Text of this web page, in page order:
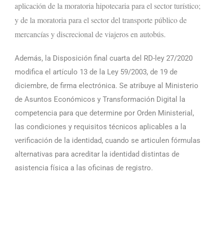
aplicación de la moratoria hipotecaria para el sector turístico;
y de la moratoria para el sector del transporte público de
mercancías y discrecional de viajeros en autobús.
Además, la Disposición final cuarta del RD-ley 27/2020
modifica el artículo 13 de la Ley 59/2003, de 19 de
diciembre, de firma electrónica. Se atribuye al Ministerio
de Asuntos Económicos y Transformación Digital la
competencia para que determine por Orden Ministerial,
las condiciones y requisitos técnicos aplicables a la
verificación de la identidad, cuando se articulen fórmulas
alternativas para acreditar la identidad distintas de
asistencia física a las oficinas de registro.